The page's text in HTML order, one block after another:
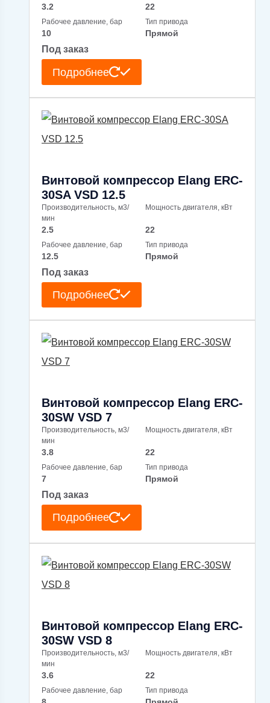
3.2 22
Рабочее давление, бар
10
Тип привода
Прямой
Под заказ
Подробнее
Винтовой компрессор Elang ERC-
30SA VSD 12.5
Производительность, м3/
мин
2.5
Мощность двигателя, кВт
22
Рабочее давление, бар
12.5
Тип привода
Прямой
Под заказ
Подробнее
Винтовой компрессор Elang ERC-
30SW VSD 7
Производительность, м3/
мин
3.8
Мощность двигателя, кВт
22
Рабочее давление, бар
7
Тип привода
Прямой
Под заказ
Подробнее
Винтовой компрессор Elang ERC-
30SW VSD 8
Производительность, м3/
мин
3.6
Мощность двигателя, кВт
22
Рабочее давление, бар Тип привода